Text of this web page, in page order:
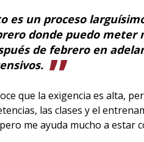
es un proceso
donde puedo meter
de febrero en
que la exigencia es alta,
las clases y el
me ayuda mucho a estar